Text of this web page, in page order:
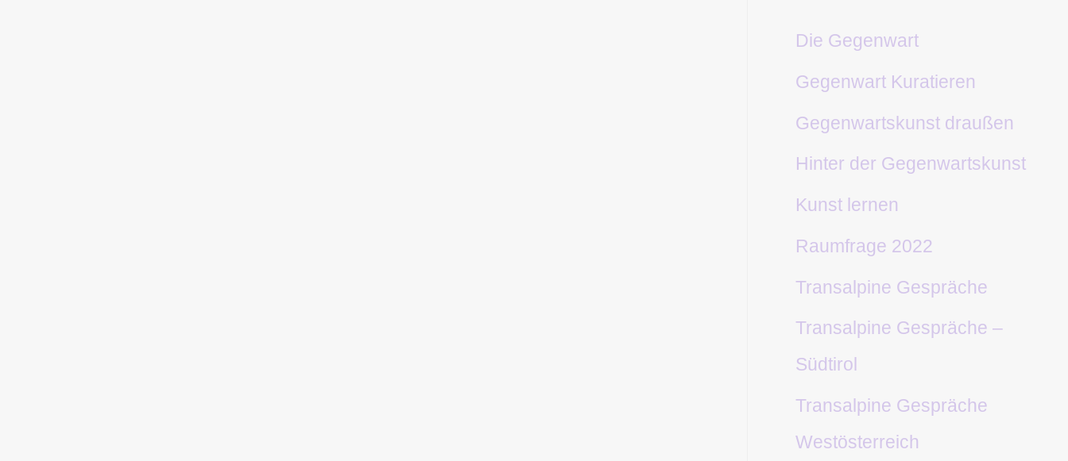
Die Gegenwart
Gegenwart Kuratieren
Gegenwartskunst draußen
Hinter der Gegenwartskunst
Kunst lernen
Raumfrage 2022
Transalpine Gespräche
Transalpine Gespräche –
Südtirol
Transalpine Gespräche
Westösterreich